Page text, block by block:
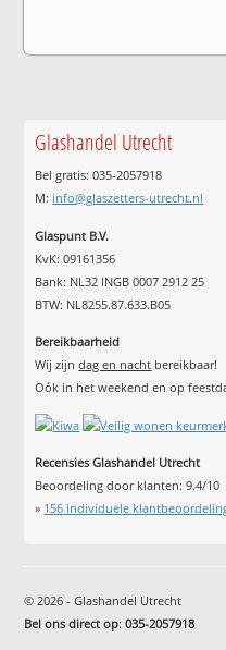
Glashandel Utrecht
Bel gratis: 035-2057918
M: info@glaszetters-utrecht.nl
Glaspunt B.V.
KvK: 09161356
Bank: NL32 INGB 0007 2912 25
BTW: NL8255.87.633.B05
Bereikbaarheid
Wij zijndag en nacht bereikbaar!
Oók in het weekend en op
Recensies Glashandel Utrecht
Beoordeling door klanten:9.4/10
» 156 individuele
© 2026 - Glashandel Utrecht
Bel ons direct op:035-2057918